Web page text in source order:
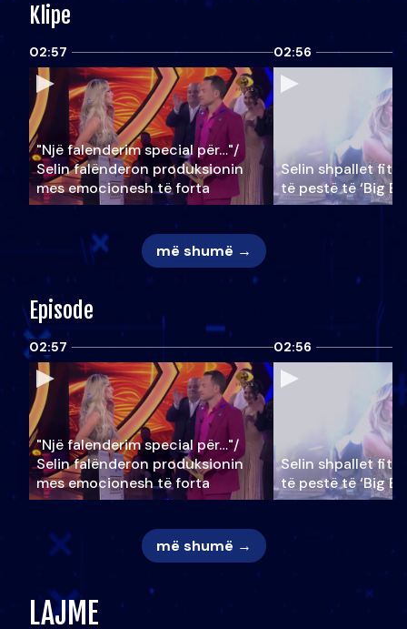
Klipe
02:57
"Një falenderim special për…"/
Selin falënderon produksionin
mes emocionesh të forta
02:56
Selin shpallet
të pestë të ‘Big
më shumë →
Episode
02:57
"Një falenderim special për…"/
Selin falënderon produksionin
mes emocionesh të forta
02:56
Selin shpallet
të pestë të ‘Big
më shumë →
LAJME